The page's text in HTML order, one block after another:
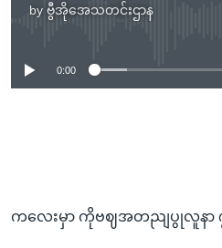
by ဗွီအိုအေသတင်းဌာန
No media source
0:00
ကလေးမှာ ကိုဗဈအတညျပွုလူနာ